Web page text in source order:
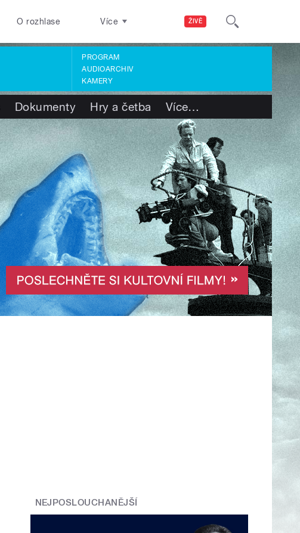
ŽIVĚ
O rozhlase Více
PROGRAM
AUDIOARCHIV
KAMERY
Dokumenty Hry a četba Více…
NEJPOSLOUCHANĚJŠÍ